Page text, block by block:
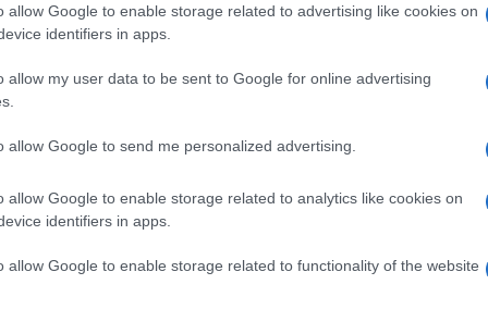
allow Google to enable storage related to advertising like cookies on
identifiers in apps.
allow my user data to be sent to Google for online advertising
allow Google to send me personalized advertising.
allow Google to enable storage related to analytics like cookies on
identifiers in apps.
allow Google to enable storage related to functionality of the website
Koroške doseže tudi Ljubljano in svet pa prejme
lectar in svečar iz Slovenj Gradca, brez katerega Mestna
Srednjeveški preludij.